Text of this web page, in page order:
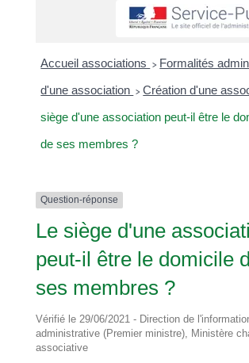
Accueil associations > Formalités
d'une association > Création d'une
siège d'une association peut-il être le
de ses membres ?
Question-réponse
Le siège d'une
peut-il être le domicile
ses membres ?
Vérifié le 29/06/2021 - Direction de
administrative (Premier ministre), Ministère
associative